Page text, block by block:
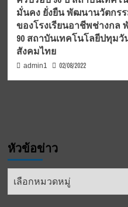
มั่นคง ยั่งยืน พัฒนานวัตกร
ของโรงเรียนอาชีพช่างกล
90 สถาบันเทคโนโลยีปทุม
สังคมไทย
admin1 02/08/2022
หัวข้อข่าว
หัวข้อ